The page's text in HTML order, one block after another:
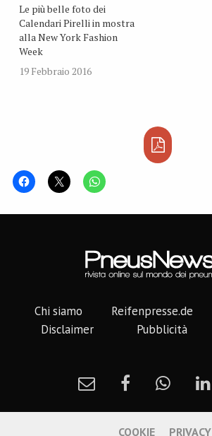
Le più belle foto dei
Calendari Pirelli in mostra
alla New York Fashion
Week
19 Febbraio 2016
Chi siamo Reifenpresse.de
Disclaimer
Pubblicità
COOKIE PRIVACY